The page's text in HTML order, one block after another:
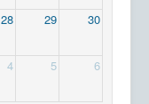
28 29 30
4 5 6